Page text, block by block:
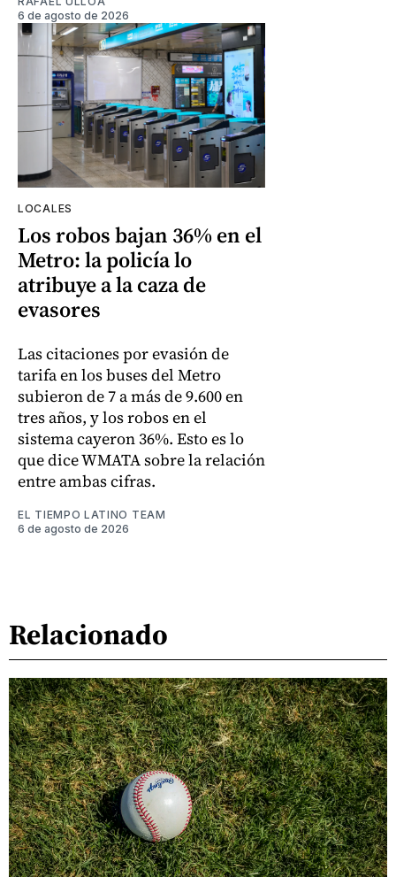
6 de agosto de 2026
LOCALES
Los robos bajan 36% en el
Metro: la policía lo
atribuye a la caza de
evasores
Las citaciones por evasión de
tarifa en los buses del Metro
subieron de 7 a más de 9.600 en
tres años, y los robos en el
sistema cayeron 36%. Esto es lo
que dice WMATA sobre la relación
entre ambas cifras.
EL TIEMPO LATINO TEAM
6 de agosto de 2026
Relacionado